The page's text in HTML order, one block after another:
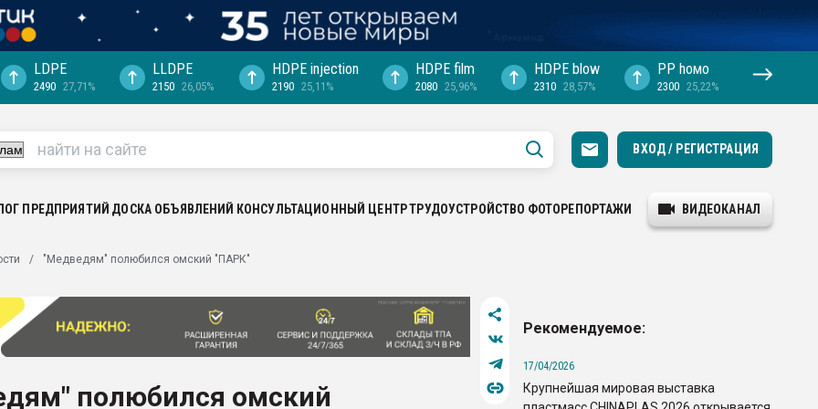
выходит на
рынке
LDPE
2490 27,71%
LLDPE
2150 26,05%
HDPE injection
2190 25,11%
HDPE film
2080 25,96%
HDPE blow
2310 28,57%
PP hомо
2300 25,22%
ВХОД / РЕГИСТРАЦИЯ
ПРЕДПРИЯТИЙ ДОСКА ОБЪЯВЛЕНИЙ КОНСУЛЬТАЦИОННЫЙ ЦЕНТРТРУДОУСТРОЙСТВО ФОТОРЕПОРТАЖИ ВИДЕОКАНАЛ
"Медведям" полюбился омский "ПАРК"
полюбился омский
Рекомендуемое:
17/04/2026
Крупнейшая мировая выставка